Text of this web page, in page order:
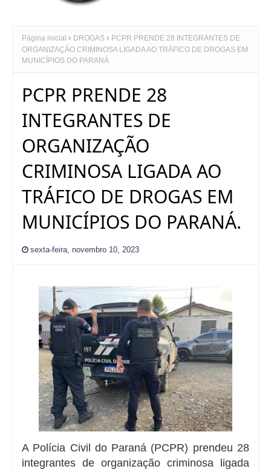
Página inicial DROGAS
PCPR PRENDE 28 INTEGRANTES DE
ORGANIZAÇÃO CRIMINOSA LIGADA AO TRÁFICO DE DROGAS EM
MUNICÍPIOS DO PARANÁ.
PCPR PRENDE 28
INTEGRANTES DE
ORGANIZAÇÃO
CRIMINOSA LIGADA AO
TRÁFICO DE DROGAS EM
MUNICÍPIOS DO PARANÁ.
sexta-feira, novembro 10, 2023
A Polícia Civil do Paraná (PCPR) prendeu 28
integrantes de organização criminosa ligada